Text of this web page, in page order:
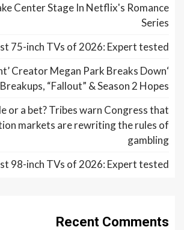
Center Stage In Netflix's Romance
Series
75-inch TVs of 2026: Expert tested
Creator Megan Park Breaks Down
“Fallout” & Season 2 Hopes
or a bet? Tribes warn Congress that
markets are rewriting the rules of
gambling
98-inch TVs of 2026: Expert tested
Recent Comments